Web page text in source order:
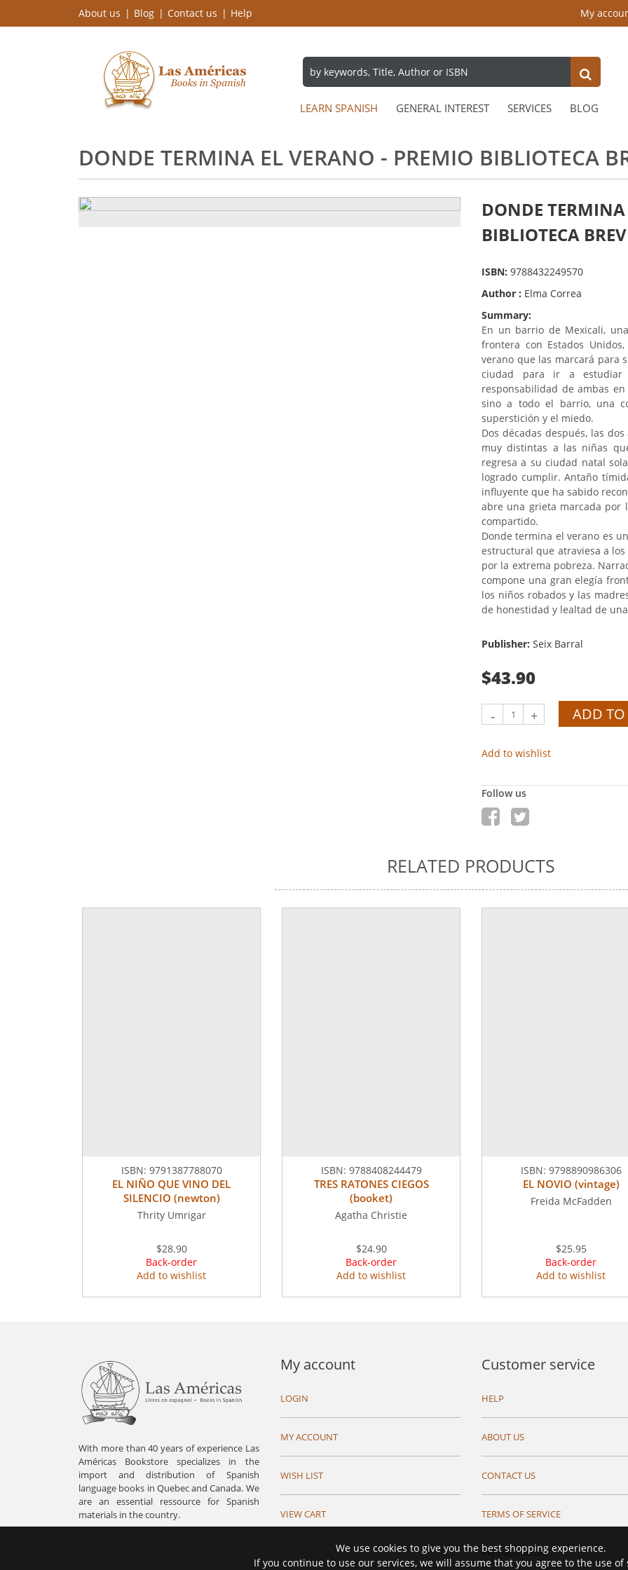
About us Blog Contact us Help My
LEARN SPANISH GENERAL INTEREST SERVICES BLOG
DONDE TERMINA EL VERANO - PREMIO BIBLIOTECA
DONDE
BIBLIOTECA
ISBN: 9788432249570
Author : Elma Correa
Summary:
En un barrio de Mexicali,
frontera con Estados
verano que las marcará para
ciudad para ir a
responsabilidad de ambas
sino a todo el barrio, una
superstición y el miedo.
Dos décadas después, las
muy distintas a las niñas
regresa a su ciudad natal
logrado cumplir. Antaño
influyente que ha sabido
abre una grieta marcada por
compartido.
Donde termina el verano es
estructural que atraviesa a
por la extrema pobreza.
compone una gran elegía
los niños robados y las
de honestidad y lealtad de
Publisher: Seix Barral
$43.90
- + ADD TO
Add to wishlist
Follow us
RELATED PRODUCTS
ISBN: 9791387788070
EL NIÑO QUE VINO DEL
SILENCIO (newton)
Thrity Umrigar
$28.90
Back-order
Add to wishlist
ISBN: 9788408244479
TRES RATONES CIEGOS
(booket)
Agatha Christie
$24.90
Back-order
Add to wishlist
ISBN: 9798890986306
EL NOVIO (vintage)
Freida McFadden
$25.95
Back-order
Add to wishlist
With more than 40 years of experience Las
Américas Bookstore specializes in the
import and distribution of Spanish
language books in Quebec and Canada. We
are an essential ressource for Spanish
materials in the country.
My account
LOGIN
MY ACCOUNT
WISH LIST
VIEW CART
Customer service
HELP
ABOUT US
CONTACT US
TERMS OF SERVICE
PRIVACY TERMS
We use cookies to give you the best shopping experience.
If you continue to use our services, we will assume that you agree to the use of